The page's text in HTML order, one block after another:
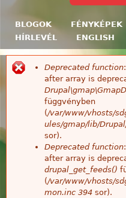
BLOGOK FÉNYKÉPEK
HÍRLEVÉL
ENGLISH
Hibaüzenet
Deprecated function
after array is
függvényben
(/var/www/vhosts/
ules/gmap/lib/
sor).
Deprecated function
after array is
drupal_get_feeds()
(/var/www/vhosts/
mon.inc 394 sor).